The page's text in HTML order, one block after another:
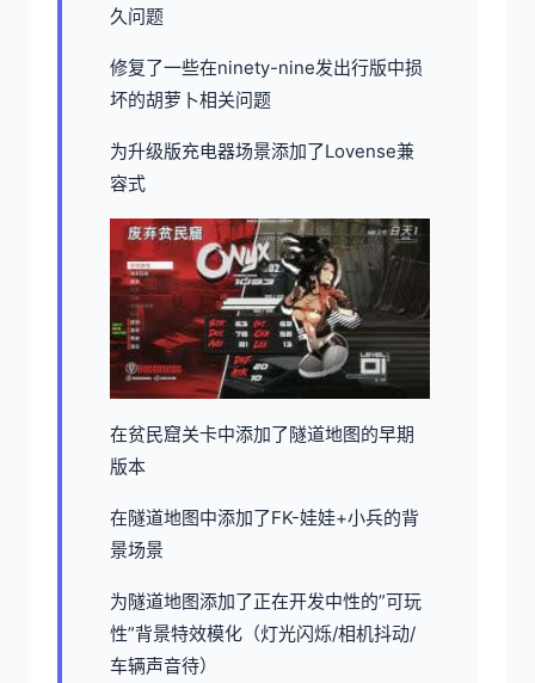
久问题
修复了一些在ninety-nine发出行版中损
坏的胡萝卜相关问题
为升级版充电器场景添加了Lovense兼
容式
在贫民窟关卡中添加了隧道地图的早期
版本
在隧道地图中添加了FK-娃娃+小兵的背
景场景
为隧道地图添加了正在开发中性的”可玩
性”背景特效模化（灯光闪烁/相机抖动/
车辆声音待）